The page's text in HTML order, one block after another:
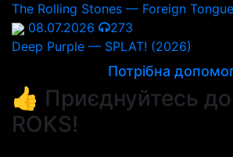
The Rolling Stones — Foreign
08.07.2026
273
Deep Purple — SPLAT! (2026)
Потрібна
👍 Приєднуйтесь
ROKS!